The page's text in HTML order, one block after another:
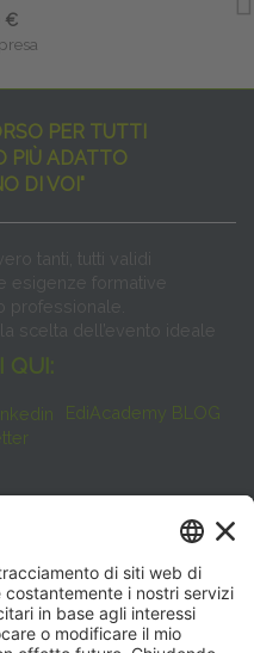
€
PER TUTTI
PIÙ ADATTO
DI VOI"
tanti, tutti validi
esigenze formative
professionale.
scelta dell’evento ideale
QUI:
EdiAcademy BLOG
21 - 20134, Milano